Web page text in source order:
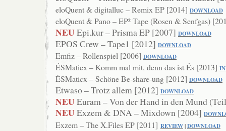
eloQuent & digitalluc – Remix EP [2014] DOWNLOAD
eloQuent & Pano – EP² Tape (Rosen & Senfgas)
NEUEpi.kur – Prisma EP [2007] DOWNLOAD
EPOS Crew – Tape1 [2012] DOWNLOAD
Emfiz – Rollenspiel [2006] DOWNLOAD
ÉSMaticx – Komm mal mit, denn das ist És [2013]
ÉSMaticx – Schöne Be-share-ung [2012] DOWNLOAD
Etwaso – Trotz allem [2012] DOWNLOAD
NEUEuram – Von der Hand in den Mund
NEUExzem & DNA – Mixdown [2004]
Exzem – The X.Files EP [2011] REVIEW|DOWNLOAD